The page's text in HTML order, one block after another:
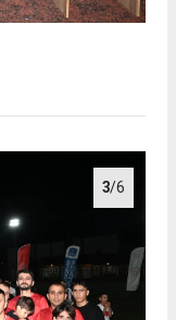
3/6